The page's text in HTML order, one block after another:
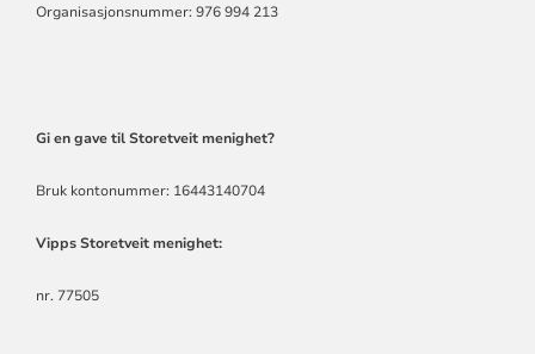
Organisasjonsnummer: 976 994 213
Gi en gave til Storetveit menighet?
Bruk kontonummer: 16443140704
Vipps Storetveit menighet:
nr. 77505